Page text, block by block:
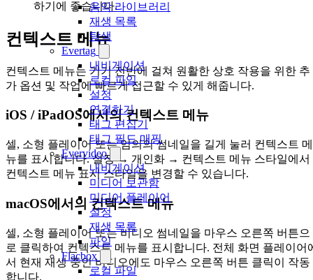
음악 라이브러리
재생 목록
탐색
Evertag
내비게이션
로컬 파일
설정
연결하기
태그 편집기
태그 필드 매핑
Evervideo
내비게이션
미디어 보관함
미디어 플레이어
설정
재생 목록
파일
Flacbox
로컬 파일
하기에 좋습니다.
컨텍스트 메뉴
컨텍스트 메뉴는 기기 전반에 걸쳐 원활한 상호 작용을 위한 추
가 옵션 및 작업에 빠르게 접근할 수 있게 해줍니다.
iOS / iPadOS에서의 컨텍스트 메뉴
셀, 소형 플레이어 또는 임의의 썸네일을 길게 눌러 컨텍스트 메
뉴를 표시합니다. 설정 → 개인화 → 컨텍스트 메뉴 스타일에서
컨텍스트 메뉴 표시 스타일을 변경할 수 있습니다.
macOS에서의 컨텍스트 메뉴
셀, 소형 플레이어 또는 비디오 썸네일을 마우스 오른쪽 버튼으
로 클릭하여 컨텍스트 메뉴를 표시합니다. 전체 화면 플레이어
서 현재 재생 중인 비디오에도 마우스 오른쪽 버튼 클릭이 작동
합니다.